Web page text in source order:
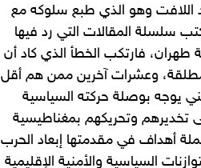
اللافت وهو الذي طبع سلوكه مع
سلسلة المقالات التي رد فيها
طهران، فارتكب الخطأ الذي كاد أن
مطلقة، وعشرات آخرين ممن هم أقل
يوجه بوصلة حركته السياسية
تخديرهم وتحريكهم بمغناطيسية
أهداف في مقدمتها إبعاد الحرب
السياسية والأمنية الإقليمية